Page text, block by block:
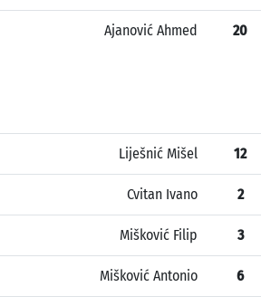
Ajanović Ahmed 20
Liješnić Mišel 12
Cvitan Ivano 2
Mišković Filip 3
Mišković Antonio 6